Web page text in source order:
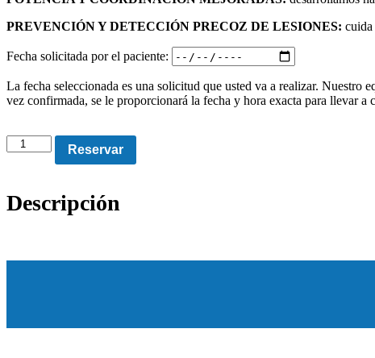
PREVENCIÓN Y DETECCIÓN PRECOZ DE LESIONES: cuida
Fecha solicitada por el paciente:
La fecha seleccionada es una solicitud que usted va a realizar.
vez confirmada, se le proporcionará la fecha y hora exacta para llevar a
Reconocimiento
médico
para
niños
Reservar
Descripción